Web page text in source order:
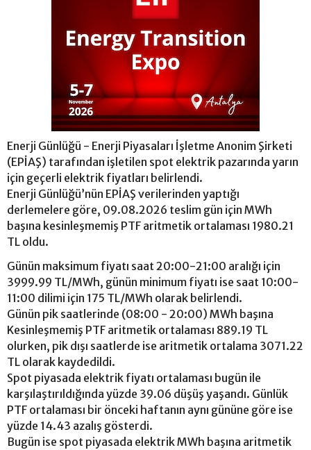
Enerji Günlüğü - Enerji Piyasaları İşletme Anonim Şirketi
(EPİAŞ) tarafından işletilen spot elektrik pazarında yarın
için geçerli elektrik fiyatları belirlendi.
Enerji Günlüğü’nün EPİAŞ verilerinden yaptığı
derlemelere göre, 09.08.2026 teslim gün için MWh
başına kesinleşmemiş PTF aritmetik ortalaması 1980.21
TL oldu.
Günün maksimum fiyatı saat 20:00-21:00 aralığı için
3999.99 TL/MWh, günün minimum fiyatı ise saat 10:00-
11:00 dilimi için 175 TL/MWh olarak belirlendi.
Günün pik saatlerinde (08:00 - 20:00) MWh başına
Kesinleşmemiş PTF aritmetik ortalaması 889.19 TL
olurken, pik dışı saatlerde ise aritmetik ortalama 3071.22
TL olarak kaydedildi.
Spot piyasada elektrik fiyatı ortalaması bugün ile
karşılaştırıldığında yüzde 39.06 düşüş yaşandı. Günlük
PTF ortalaması bir önceki haftanın aynı gününe göre ise
yüzde 14.43 azalış gösterdi.
Bugün ise spot piyasada elektrik MWh başına aritmetik